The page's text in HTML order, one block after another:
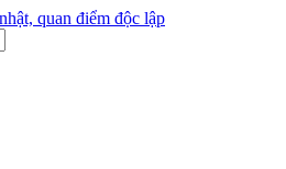
quan điểm độc lập